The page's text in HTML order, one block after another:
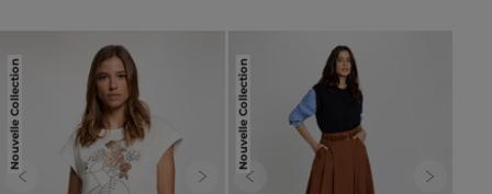
Nouvelle Collection
Previous Next
Nouvelle Collection
Previous Next